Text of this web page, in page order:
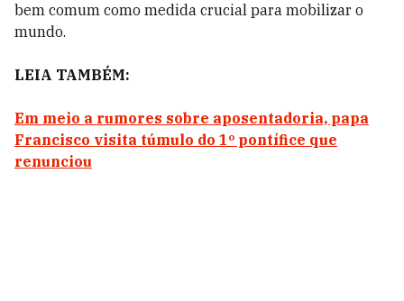
bem comum como medida crucial para mobilizar o
mundo.
LEIA TAMBÉM:
Em meio a rumores sobre aposentadoria, papa
Francisco visita túmulo do 1º pontífice que
renunciou